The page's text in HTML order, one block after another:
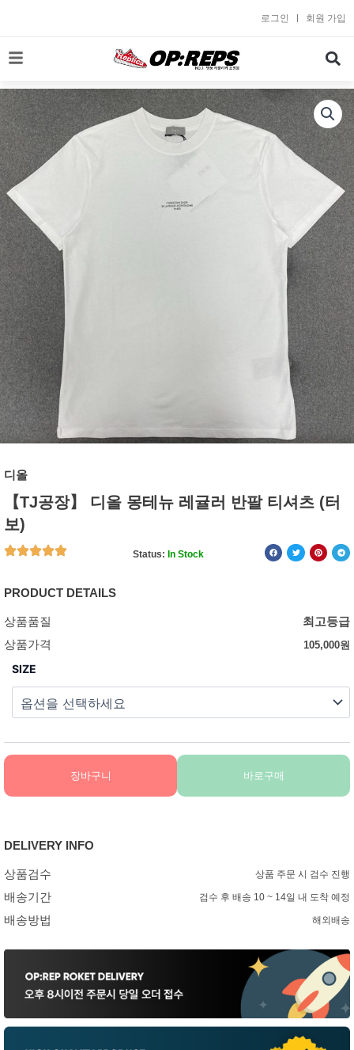
로
너
뛰
기
로그인 회원 가입
디올
【TJ공장】 디올 몽테뉴 레귤러 반팔 티셔츠 (터
보)
Status: In Stock
PRODUCT DETAILS
상품품질
최고등급
상품가격
105,000원
SIZE
장바구니 바로구매
DELIVERY INFO
상품검수 상품 주문 시 검수 진행
배송기간 검수 후 배송 10 ~ 14일 내 도착 예정
배송방법 해외배송